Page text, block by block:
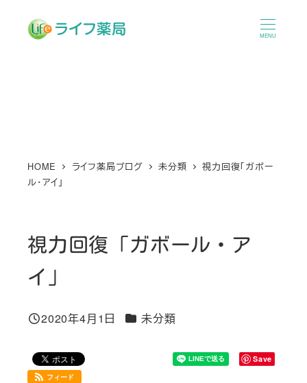
MENU
HOME ライフ薬局ブログ 未分類
視力回復「ガボー
ル・アイ」
視力回復「ガボール・ア
イ」
投稿日
2020年4月1日 カテゴリー
未分類
Save
フィード